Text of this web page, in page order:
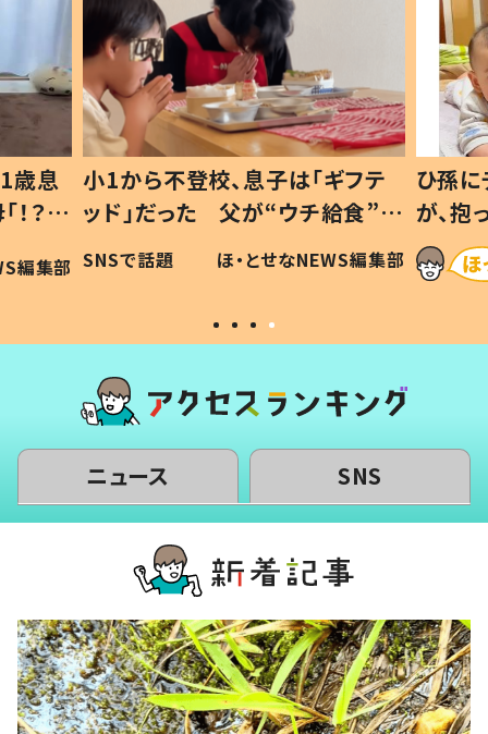
歳息
？」
編集部
小1から不登校、息子は「ギフテ
ッド」だった 父が“ウチ給食”を
作り続ける理由とは #令和の親
#令和の子
SNSで話題 ほ・とせなNEWS編集部
ひ孫
が、
「涙が
い」
ニュース SNS